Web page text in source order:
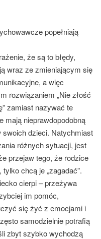
popełniają
że są to błędy,
wraz ze zmieniającym się
a więc
rozwiązaniem „Nie złość
zamiast nazywać te
mają nieprawdopodobną
dzieci. Natychmiast
różnych sytuacji, jest
przejaw tego, że rodzice
chcą je „zagadać”.
cierpi – przeżywa
im pomóc,
się żyć z emocjami i
samodzielnie potrafią
zbyt szybko wychodzą